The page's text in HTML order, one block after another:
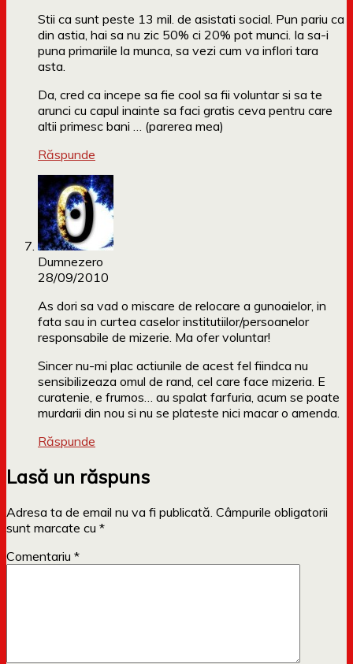
Stii ca sunt peste 13 mil. de asistati social. Pun pariu ca
din astia, hai sa nu zic 50% ci 20% pot munci. Ia sa-i
puna primariile la munca, sa vezi cum va inflori tara
asta.
Da, cred ca incepe sa fie cool sa fii voluntar si sa te
arunci cu capul inainte sa faci gratis ceva pentru care
altii primesc bani … (parerea mea)
Răspunde
Dumnezero
28/09/2010
As dori sa vad o miscare de relocare a gunoaielor, in
fata sau in curtea caselor institutiilor/persoanelor
responsabile de mizerie. Ma ofer voluntar!
Sincer nu-mi plac actiunile de acest fel fiindca nu
sensibilizeaza omul de rand, cel care face mizeria. E
curatenie, e frumos… au spalat farfuria, acum se poate
murdarii din nou si nu se plateste nici macar o amenda.
Răspunde
Lasă un răspuns
Adresa ta de email nu va fi publicată. Câmpurile obligatorii
sunt marcate cu *
Comentariu *